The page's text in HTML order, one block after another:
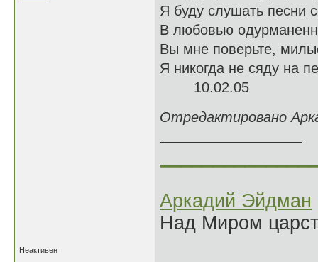
Я буду слушать песни
В любовью
Вы мне поверьте,
Я никогда не сяду на
10.02.05
Отредактировано
Аркадий Эйдман
Над Миром
Неактивен